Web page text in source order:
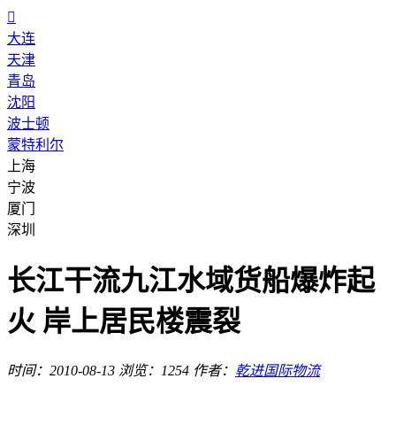

大连
天津
青岛
沈阳
波士顿
蒙特利尔
上海
宁波
厦门
深圳
长江干流九江水域货船爆炸起
火 岸上居民楼震裂
时间：2010-08-13 浏览：1254 作者： 乾进国际物流